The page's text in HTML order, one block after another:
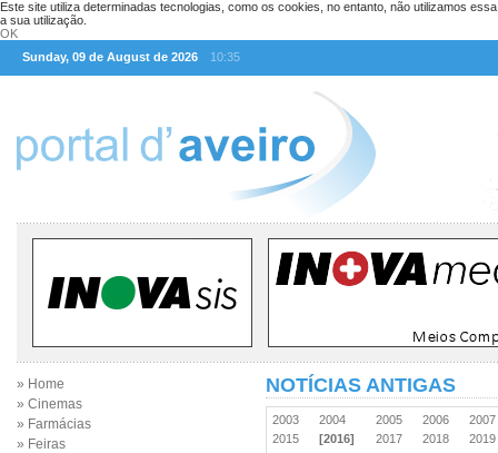
Este site utiliza determinadas tecnologias, como os cookies, no entanto, não utilizamos
a sua utilização.
OK
Sunday, 09 de August de 2026
10:35
» Home
» Cinemas
» Farmácias
» Feiras
NOTÍCIAS ANTIGAS
2003 2004 2005 2006
2015
[2016] 2017 2018